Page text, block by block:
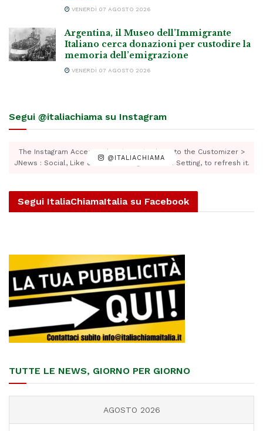
VENERDÌ 07 AGOSTO 2026
Argentina, il Museo dell’Immigrante
Italiano cerca donazioni per custodire la
memoria dell’emigrazione
VENERDÌ 07 AGOSTO 2026
Segui @italiachiama su Instagram
@ITALIACHIAMA
The Instagram Access Token is expired, Go to the Customizer >
JNews : Social, Like & View > Instagram Feed Setting, to refresh it.
Segui ItaliaChiamaItalia su Facebook
TUTTE LE NEWS, GIORNO PER GIORNO
AGOSTO 2026